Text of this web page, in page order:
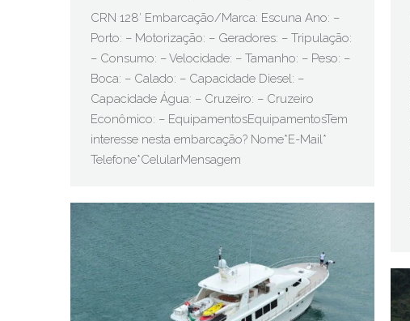
CRN 128′ Embarcação/Marca: Escuna Ano: –
Porto: – Motorização: – Geradores: – Tripulação:
– Consumo: – Velocidade: – Tamanho: – Peso: –
Boca: – Calado: – Capacidade Diesel: –
Capacidade Água: – Cruzeiro: – Cruzeiro
Econômico: – EquipamentosEquipamentosTem
interesse nesta embarcação? Nome*E-Mail*
Telefone*CelularMensagem